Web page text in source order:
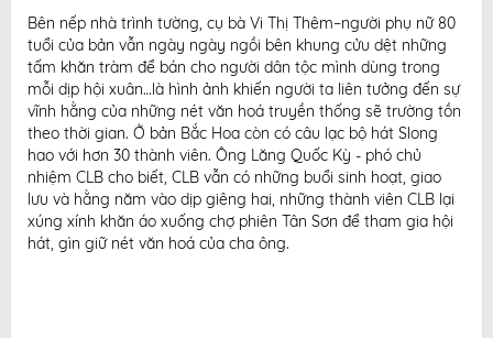
Bên nếp nhà trình tường, cụ bà Vi Thị Thêm–người phụ nữ 80
tuổi của bản vẫn ngày ngày ngồi bên khung cửu dệt những
tấm khăn tràm để bán cho người dân tộc mình dùng trong
mỗi dịp hội xuân…là hình ảnh khiến người ta liên tưởng đến sự
vĩnh hằng của những nét văn hoá truyền thống sẽ trường tồn
theo thời gian. Ở bản Bắc Hoa còn có câu lạc bộ hát Slong
hao với hơn 30 thành viên. Ông Lăng Quốc Kỳ - phó chủ
nhiệm CLB cho biết, CLB vẫn có những buổi sinh hoạt, giao
lưu và hằng năm vào dịp giêng hai, những thành viên CLB lại
xúng xính khăn áo xuống chợ phiên Tân Sơn để tham gia hội
hát, gìn giữ nét văn hoá của cha ông.